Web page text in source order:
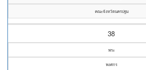
คณะจังหวัดนครปฐม
38
พระ
พงศกร